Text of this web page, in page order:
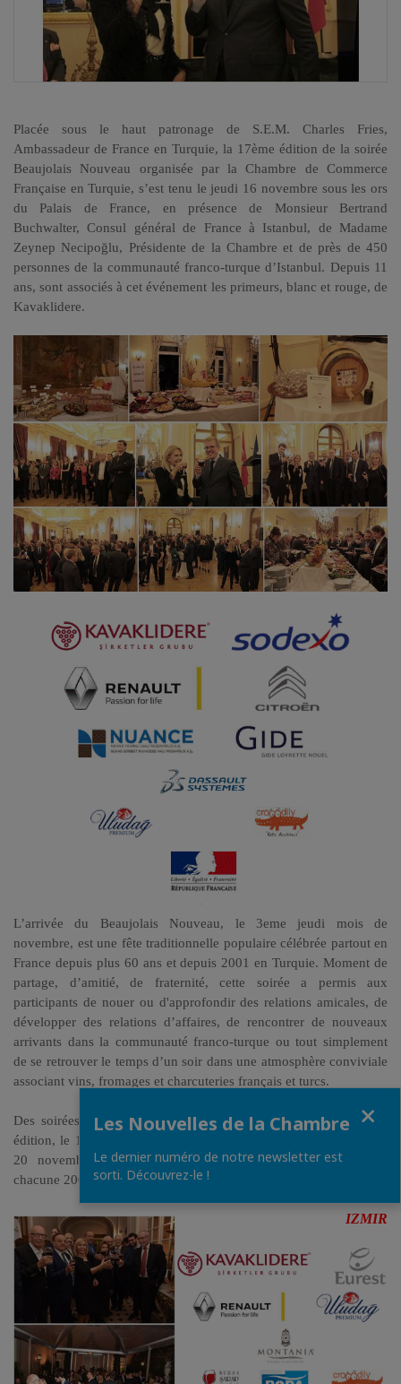
Placée sous le haut patronage de S.E.M. Charles Fries,
Ambassadeur de France en Turquie, la 17ème édition de la soirée
Beaujolais Nouveau organisée par la Chambre de Commerce
Française en Turquie, s’est tenu le jeudi 16 novembre sous les ors
du Palais de France, en présence de Monsieur Bertrand
Buchwalter, Consul général de France à Istanbul, de Madame
Zeynep Necipoğlu, Présidente de la Chambre et de près de 450
personnes de la communauté franco-turque d’Istanbul. Depuis 11
ans, sont associés à cet événement les primeurs, blanc et rouge, de
Kavaklidere.
L’arrivée du Beaujolais Nouveau, le 3eme jeudi mois de
novembre, est une fête traditionnelle populaire célébrée partout en
France depuis plus 60 ans et depuis 2001 en Turquie. Moment de
partage, d’amitié, de fraternité, cette soirée a permis aux
participants de nouer ou d'approfondir des relations amicales, de
développer des relations d’affaires, de rencontrer de nouveaux
arrivants dans la communauté franco-turque ou tout simplement
de se retrouver le temps d’un soir dans une atmosphère conviviale
associant vins, fromages et charcuteries français et turcs.
Des soirées identiques se sont également tenues àIzmir(16ème
édition, le 17 novembre au Consulat) et à
20 novembre à l’hôtel Montania à Mudanya), ont accueilli
chacune 200 personnes.
IZMIR
Les Nouvelles de la Chambre
Le dernier numéro de notre newsletter est
sorti. Découvrez-le !